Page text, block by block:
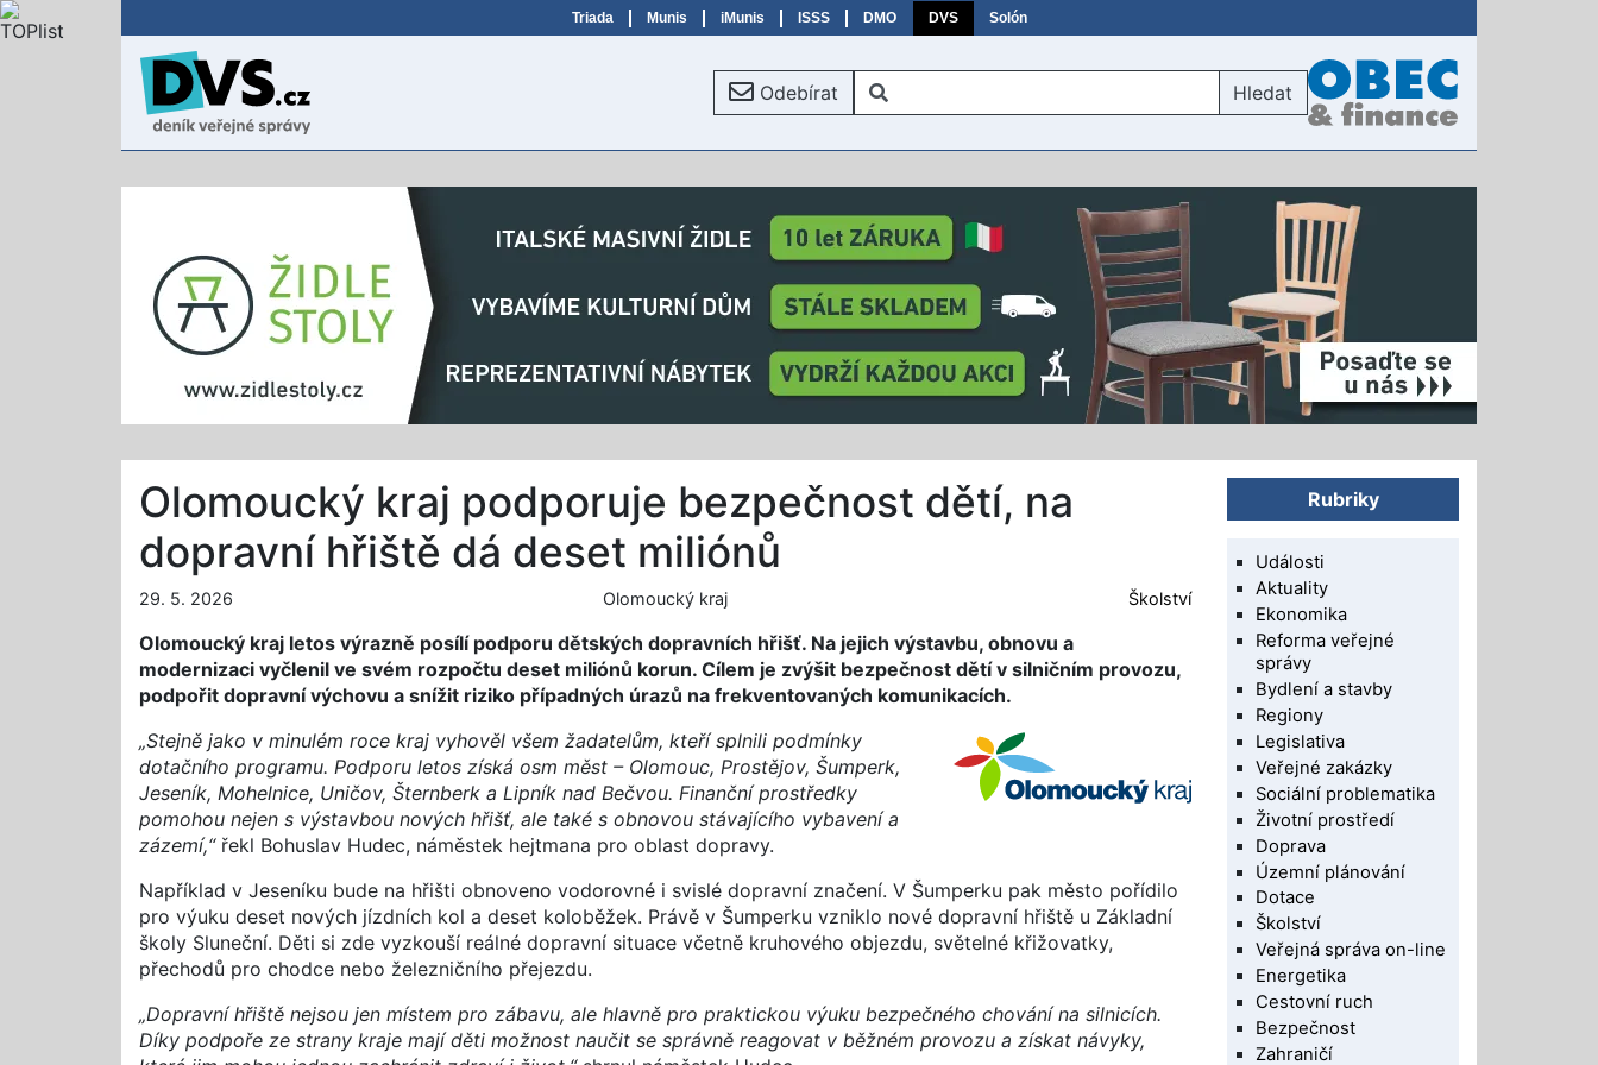
Triada Munis iMunis ISSS DMO DVS Solón
Odebírat Hledat
Olomoucký kraj podporuje bezpečnost dětí, na
dopravní hřiště dá deset miliónů
29. 5. 2026 Olomoucký kraj Školství
Olomoucký kraj letos výrazně posílí podporu dětských dopravních hřišť. Na jejich výstavbu, obnovu a
modernizaci vyčlenil ve svém rozpočtu deset miliónů korun. Cílem je zvýšit bezpečnost dětí v silničním provozu,
podpořit dopravní výchovu a snížit riziko případných úrazů na frekventovaných komunikacích.
„Stejně jako v minulém roce kraj vyhověl všem žadatelům, kteří splnili podmínky
dotačního programu. Podporu letos získá osm měst – Olomouc, Prostějov, Šumperk,
Jeseník, Mohelnice, Uničov, Šternberk a Lipník nad Bečvou. Finanční prostředky
pomohou nejen s výstavbou nových hřišť, ale také s obnovou stávajícího vybavení a
zázemí,“řekl Bohuslav Hudec, náměstek hejtmana pro oblast dopravy.
Například v Jeseníku bude na hřišti obnoveno vodorovné i svislé dopravní značení. V Šumperku pak město pořídilo
pro výuku deset nových jízdních kol a deset koloběžek. Právě v Šumperku vzniklo nové dopravní hřiště u Základní
školy Sluneční. Děti si zde vyzkouší reálné dopravní situace včetně kruhového objezdu, světelné křižovatky,
přechodů pro chodce nebo železničního přejezdu.
„Dopravní hřiště nejsou jen místem pro zábavu, ale hlavně pro praktickou výuku bezpečného chování na silnicích.
Díky podpoře ze strany kraje mají děti možnost naučit se správně reagovat v běžném provozu a získat návyky,
Rubriky
Události
Aktuality
Ekonomika
Reforma veřejné
správy
Bydlení a stavby
Regiony
Legislativa
Veřejné zakázky
Sociální problematika
Životní prostředí
Doprava
Územní plánování
Dotace
Školství
Veřejná správa on-line
Energetika
Cestovní ruch
Bezpečnost
Zahraničí